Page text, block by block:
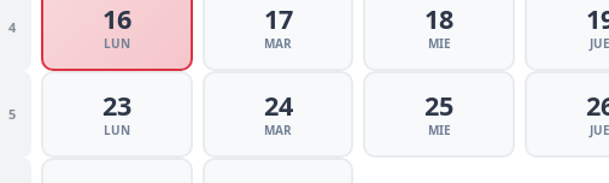
4 16
LUN
17
MAR
18
MIE JUE
5 23
LUN
24
MAR
25
MIE JUE